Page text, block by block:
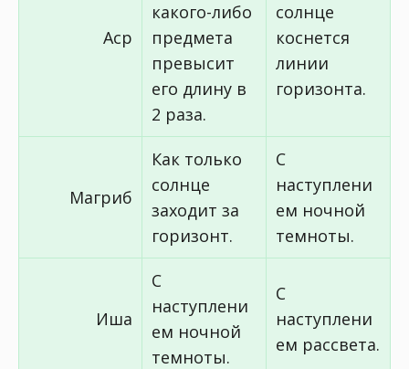
Аср
какого-либо
предмета
превысит
его длину в
2 раза.
солнце
коснется
линии
горизонта.
Магриб
Как только
солнце
заходит за
горизонт.
С
наступлени
ем ночной
темноты.
Иша
С
наступлени
ем ночной
темноты.
С
наступлени
ем рассвета.